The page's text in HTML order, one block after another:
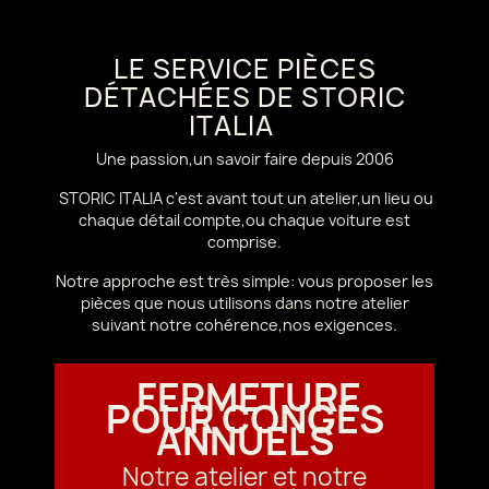
LE SERVICE PIÈCES
DÉTACHÉES DE STORIC
ITALIA
Une passion,un savoir faire depuis 2006
STORIC ITALIA c'est avant tout un atelier,un lieu ou
chaque détail compte,ou chaque voiture est
comprise.
Notre approche est très simple: vous proposer les
pièces que nous utilisons dans notre atelier
suivant notre cohérence,nos exigences.
FERMETURE
POUR CONGÉS
ANNUELS
Notre atelier et notre